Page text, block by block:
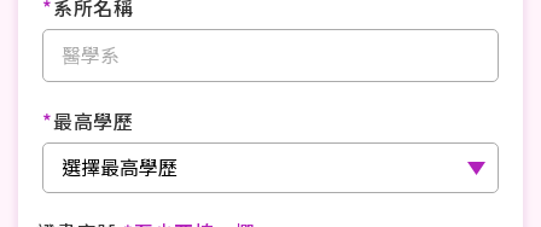
*系所名稱
*最高學歷